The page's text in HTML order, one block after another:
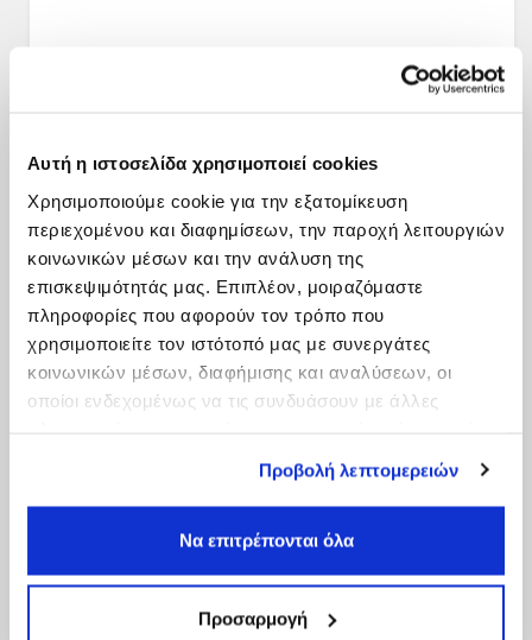
Αυτή η ιστοσελίδα χρησιμοποιεί cookies
Χρησιμοποιούμε cookie για την εξατομίκευση
περιεχομένου και διαφημίσεων, την παροχή λειτουργιών
κοινωνικών μέσων και την ανάλυση της
επισκεψιμότητάς μας. Επιπλέον, μοιραζόμαστε
πληροφορίες που αφορούν τον τρόπο που
χρησιμοποιείτε τον ιστότοπό μας με συνεργάτες
κοινωνικών μέσων, διαφήμισης και αναλύσεων, οι
οποίοι ενδεχομένως να τις συνδυάσουν με άλλες
Προβολή λεπτομερειών
Να επιτρέπονται όλα
Προσαρμογή